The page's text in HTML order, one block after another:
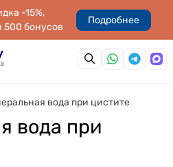
-15%,
бонусов
Подробнее
вода при цистите
вода при